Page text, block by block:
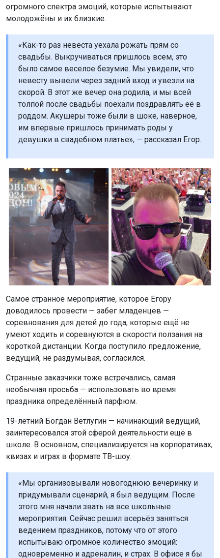
огромного спектра эмоций, которые испытывают
молодожёны и их близкие.
«Как-то раз невеста уехала рожать прям со
свадьбы. Выкручиваться пришлось всем, это
было самое веселое безумие. Мы увидели, что
невесту вывели через задний вход и увезли на
скорой. В этот же вечер она родила, и мы всей
толпой после свадьбы поехали поздравлять её в
роддом. Акушеры тоже были в шоке, наверное,
им впервые пришлось принимать роды у
девушки в свадебном платье», — рассказал Егор.
Самое странное мероприятие, которое Егору
доводилось провести — забег младенцев —
соревнования для детей до года, которые ещё не
умеют ходить и соревнуются в скорости ползания на
короткой дистанции. Когда поступило предложение,
ведущий, не раздумывая, согласился.
Странные заказчики тоже встречались, самая
необычная просьба — использовать во время
праздника определённый парфюм.
19-летний Богдан Ветлугин — начинающий ведущий,
заинтересовался этой сферой деятельности ещё в
школе. В основном, специализируется на корпоративах,
квизах и играх в формате ТВ-шоу.
«Мы организовывали новогоднюю вечеринку и
придумывали сценарий, я был ведущим. После
этого мня начали звать на все школьные
мероприятия. Сейчас решил всерьёз заняться
ведением праздников, потому что от этого
испытываю огромное количество эмоций:
одновременно и адреналин, и страх. В офисе я бы